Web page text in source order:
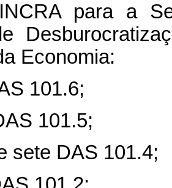
para a
Economia:
101.6;
101.5;
sete DAS 101.4;